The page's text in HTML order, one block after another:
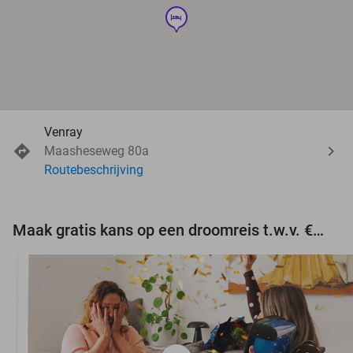
hotel
Venray
Maasheseweg 80a
Routebeschrijving
Maak gratis kans op een droomreis t.w.v. €3.000!